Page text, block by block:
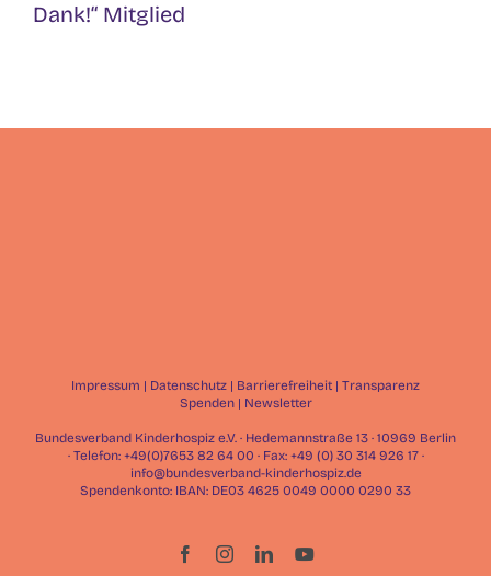
Dank!“ Mitglied
Impressum | Datenschutz | Barrierefreiheit | Transparenz
Spenden| Newsletter
Bundesverband Kinderhospiz e.V. · Hedemannstraße 13 · 10969 Berlin
· Telefon: +49(0)7653 82 64 00 · Fax: +49 (0) 30 314 926 17 ·
info@bundesverband-kinderhospiz.de
Spendenkonto: IBAN: DE03 4625 0049 0000 0290 33
FacebookInstagramLinkedInYouTube